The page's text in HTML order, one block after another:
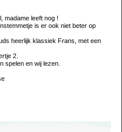
madame leeft nog !
is er ook niet beter op
heerlijk klassiek Frans, met een
2.
spelen en wij lezen.